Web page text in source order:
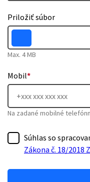
Priložiť súbor
Max. 4 MB
Mobil*
Na zadané mobilné
Súhlas so
Zákona č. 18/2018